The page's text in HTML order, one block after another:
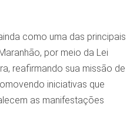
como uma das principais
por meio da Lei
reafirmando sua missão de
iniciativas que
as manifestações